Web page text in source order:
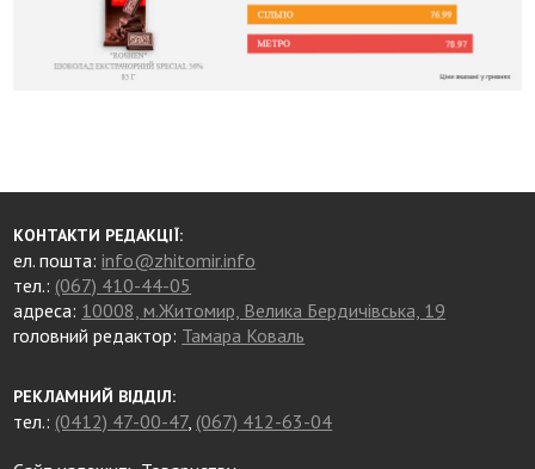
КОНТАКТИ РЕДАКЦІЇ:
ел. пошта:info@zhitomir.info
тел.: (067) 410-44-05
адреса: 10008, м.Житомир, Велика Бердичівська, 19
головний редактор: Тамара Коваль
РЕКЛАМНИЙ ВІДДІЛ:
тел.: (0412) 47-00-47, (067) 412-63-04